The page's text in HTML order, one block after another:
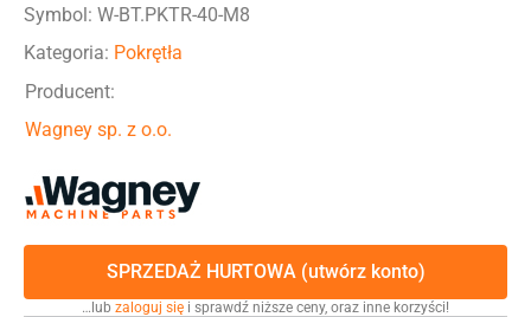
Symbol: W-BT.PKTR-40-M8
Kategoria: Pokrętła
Producent:
Wagney sp. z o.o.
SPRZEDAŻ HURTOWA (utwórz konto)
…lub zaloguj się i sprawdź niższe ceny, oraz inne korzyści!